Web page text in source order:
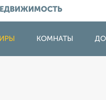
КОМНАТЫ